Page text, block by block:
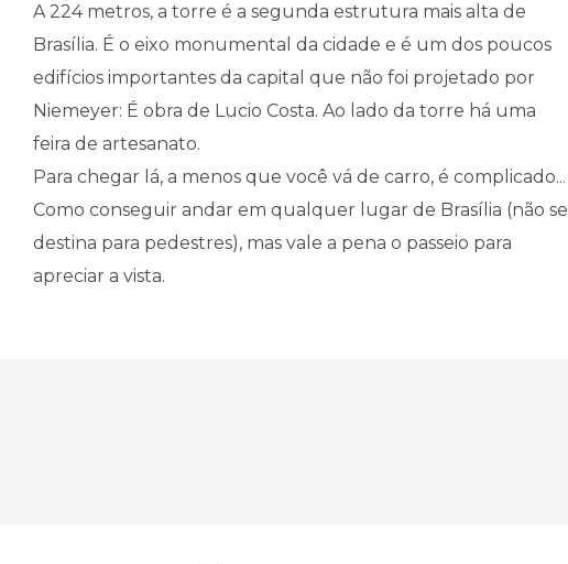
A 224 metros, a torre é a segunda estrutura mais alta de
Brasília. É o eixo monumental da cidade e é um dos poucos
edifícios importantes da capital que não foi projetado por
Niemeyer: É obra de Lucio Costa. Ao lado da torre há uma
feira de artesanato.
Para chegar lá, a menos que você vá de carro, é complicado...
Como conseguir andar em qualquer lugar de Brasília (não se
destina para pedestres), mas vale a pena o passeio para
apreciar a vista.